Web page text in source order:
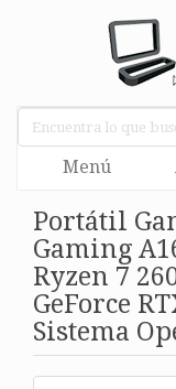
Menú
Portátil
Gaming
Ryzen 7
GeForce
Sistema